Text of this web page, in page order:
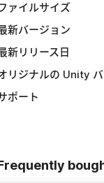
ァイルサイズ
新バージョン
新リリース日
リジナルの Unity
ポート